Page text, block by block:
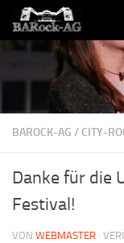
Skip to content
BAROCK-AG / CITY-
Danke für die
Festival!
VON WEBMASTER ·